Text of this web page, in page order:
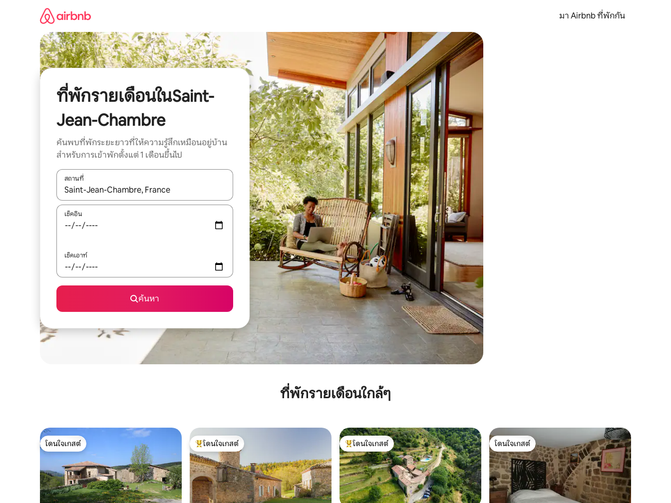
มา Airbnb ที่พักกัน
ที่พักรายเดือนในSaint-
Jean-Chambre
ค้นพบที่พักระยะยาวที่ให้ความรู้สึกเหมือนอยู่บ้าน
สำหรับการเข้าพักตั้งแต่ 1 เดือนขึ้นไป
สถานที่
ใช้ลูกศรขึ้นลง หรือใช้การสัมผัสหรือปัด เพื่อสำรวจผลการค้นหา
เช็คอิน
เช็คเอาท์
ค้นหา
ที่พักรายเดือนใกล้ๆ
โดนใจเกสต์
โดนใจเกสต์
โดนใจเกสต์ที่สุด
โดนใจเกสต์
โดนใจเกสต์ที่สุด
โดนใจเกสต์
โดนใจเกสต์
โดนใจเกสต์